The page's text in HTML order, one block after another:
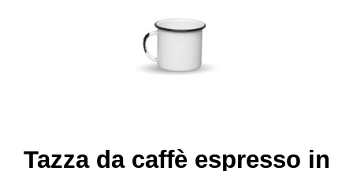
Tazza da caffè espresso in